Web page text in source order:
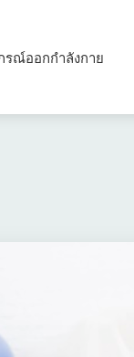
รณ์ออกกำลังกาย